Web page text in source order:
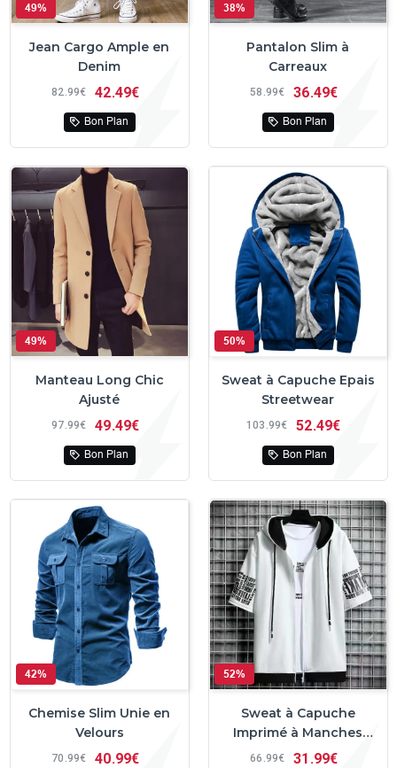
49%
Jean Cargo Ample en
Denim
82 99€ 42 49€
Bon Plan
38%
Pantalon Slim à
Carreaux
58 99€ 36 49€
Bon Plan
49%
Manteau Long Chic
Ajusté
97 99€ 49 49€
Bon Plan
50%
Sweat à Capuche Epais
Streetwear
103 99€ 52 49€
Bon Plan
42%
Chemise Slim Unie en
Velours
70 99€ 40 99€
52%
Sweat à Capuche
Imprimé à Manches
Courtes
66 99€ 31 99€